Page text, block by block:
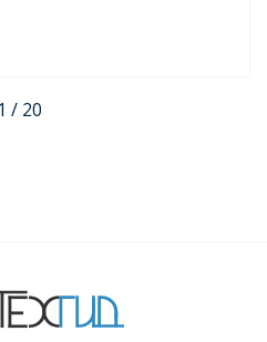
раковины.
1 / 20